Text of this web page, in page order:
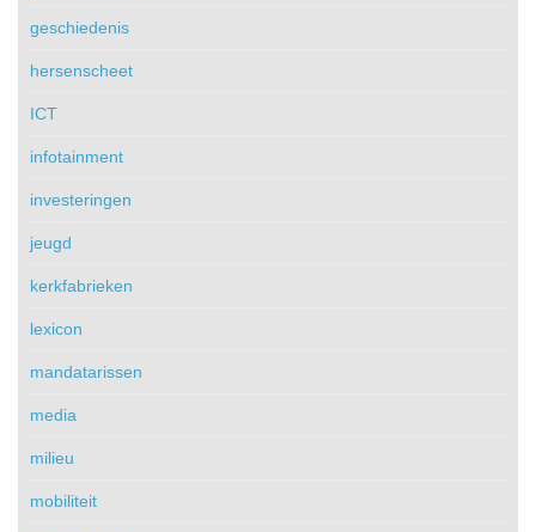
geschiedenis
hersenscheet
ICT
infotainment
investeringen
jeugd
kerkfabrieken
lexicon
mandatarissen
media
milieu
mobiliteit